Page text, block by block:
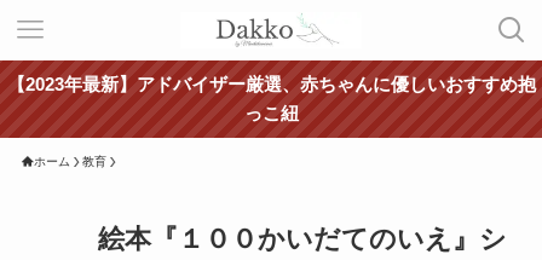
【2023年最新】アドバイザー厳選、赤ちゃんに優しいおすすめ抱
っこ紐
ホーム 教育
絵本『１００かいだてのいえ』シ